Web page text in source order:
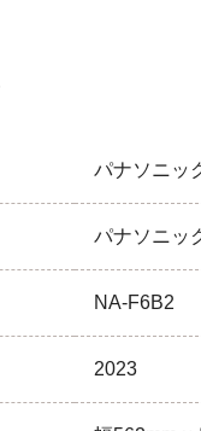
パナソニッ
パナソニッ
NA-F6B2
2023